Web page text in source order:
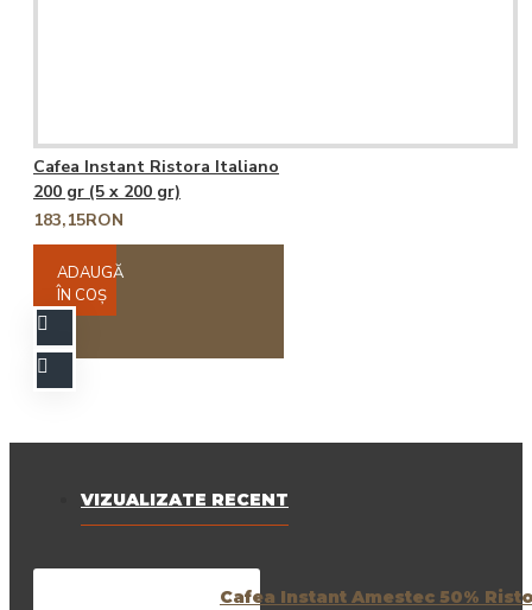
Cafea Instant Ristora Italiano
200 gr (5 x 200 gr)
183,15RON
ADAUGĂ
ÎN COŞ
VIZUALIZATE RECENT
Cafea Instant Amestec 50%